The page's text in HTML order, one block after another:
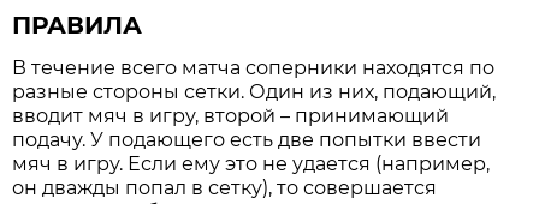
ПРАВИЛА
В течение всего матча соперники находятся по
разные стороны сетки. Один из них, подающий,
вводит мяч в игру, второй – принимающий
подачу. У подающего есть две попытки ввести
мяч в игру. Если ему это не удается (например,
он дважды попал в сетку), то совершается